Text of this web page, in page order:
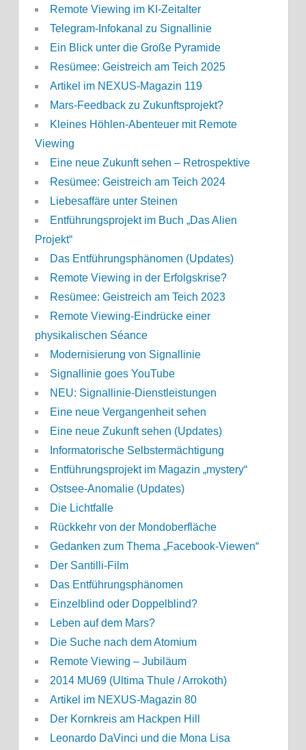
Remote Viewing im KI-Zeitalter
Telegram-Infokanal zu Signallinie
Ein Blick unter die Große Pyramide
Resümee: Geistreich am Teich 2025
Artikel im NEXUS-Magazin 119
Mars-Feedback zu Zukunftsprojekt?
Kleines Höhlen-Abenteuer mit Remote
Viewing
Eine neue Zukunft sehen – Retrospektive
Resümee: Geistreich am Teich 2024
Liebesaffäre unter Steinen
Entführungsprojekt im Buch „Das Alien
Projekt“
Das Entführungsphänomen (Updates)
Remote Viewing in der Erfolgskrise?
Resümee: Geistreich am Teich 2023
Remote Viewing-Eindrücke einer
physikalischen Séance
Modernisierung von Signallinie
Signallinie goes YouTube
NEU: Signallinie-Dienstleistungen
Eine neue Vergangenheit sehen
Eine neue Zukunft sehen (Updates)
Informatorische Selbstermächtigung
Entführungsprojekt im Magazin „mystery“
Ostsee-Anomalie (Updates)
Die Lichtfalle
Rückkehr von der Mondoberfläche
Gedanken zum Thema „Facebook-Viewen“
Der Santilli-Film
Das Entführungsphänomen
Einzelblind oder Doppelblind?
Leben auf dem Mars?
Die Suche nach dem Atomium
Remote Viewing – Jubiläum
2014 MU69 (Ultima Thule / Arrokoth)
Artikel im NEXUS-Magazin 80
Der Kornkreis am Hackpen Hill
Leonardo DaVinci und die Mona Lisa